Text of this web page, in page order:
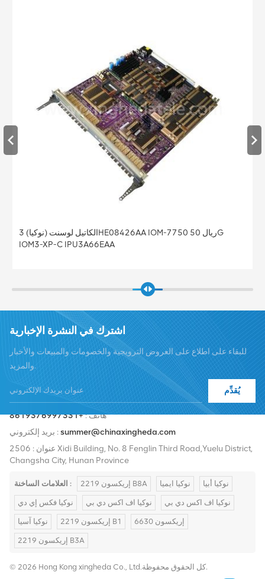
الكاتيل لوسنت (نوكيا) 3HE08426AA IOM-7750 ريال 50G
IOM3-XP-C IPU3A66EAA
اشترك في النشرة الإخبارية
للبقاء على اطلاع على العروض الترويجية والخصومات والمبيعات والأخبار
والمزيد.
يُقدِّم
هاتف :+8619376997331
بريد إلكتروني :summer@chinaxingheda.com
عنوان : 2506 Xidi Building, No. 8 Fenglin Third Road,Yuelu District,
Changsha City, Hunan Province
العلامات الساخنة : إريكسون 2219 B8A نوكيا ايميا نوكيا أبيا
نوكيا فكس إي دي نوكيا اف اكس دي بي نوكيا اف اكس دي بي
نوكيا آسيا إريكسون 2219 B1 إريكسون 6630
إريكسون 2219 B3A
© 2026 Hong Kong xingheda Co., Ltd.كل الحقوق محفوظة.